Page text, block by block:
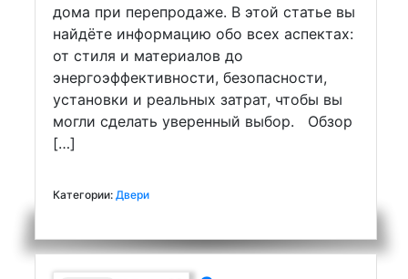
дома при перепродаже. В этой статье вы
найдёте информацию обо всех аспектах:
от стиля и материалов до
энергоэффективности, безопасности,
установки и реальных затрат, чтобы вы
могли сделать уверенный выбор. Обзор
[…]
Категории: Двери